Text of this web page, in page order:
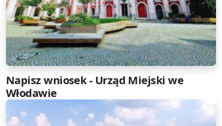
Napisz wniosek - Urząd Miejski we
Włodawie